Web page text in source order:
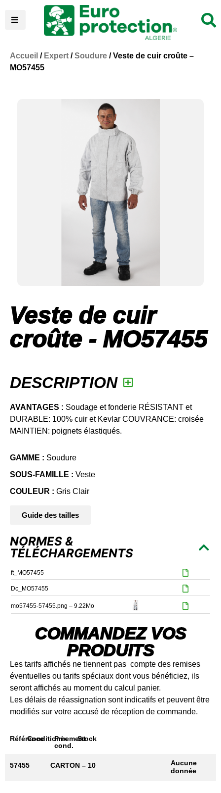
Accueil / Expert /Soudure / Veste de cuir croûte –
MO57455
Veste de cuir
croûte - MO57455
DESCRIPTION
AVANTAGES : Soudage et fonderie RÉSISTANT et
DURABLE: 100% cuir et Kevlar COUVRANCE: croisée
MAINTIEN: poignets élastiqués.
GAMME : Soudure
SOUS-FAMILLE : Veste
COULEUR : Gris Clair
Guide des tailles
NORMES &
TÉLÉCHARGEMENTS
ft_MO57455
Dc_MO57455
mo57455-57455.png – 9.22Mo
COMMANDEZ VOS
PRODUITS
Les tarifs affichés ne tiennent pas compte des remises
éventuelles ou tarifs spéciaux dont vous bénéficiez, ils
seront affichés au moment du calcul panier.
Les délais de réassignation sont indicatifs et peuvent être
modifiés sur votre accusé de réception de commande.
RéférenceConditionnement
Prix
cond.
Stock
57455 CARTON – 10
Aucune
donnée